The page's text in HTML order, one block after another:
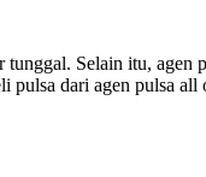
Selain itu, agen
pulsa dari agen pulsa all